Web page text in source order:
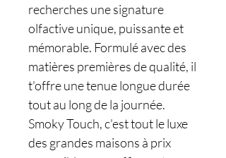
recherches une signature
olfactive unique, puissante et
mémorable. Formulé avec des
matières premières de qualité, il
t'offre une tenue longue durée
tout au long de la journée.
Smoky Touch, c'est tout le luxe
des grandes maisons à prix